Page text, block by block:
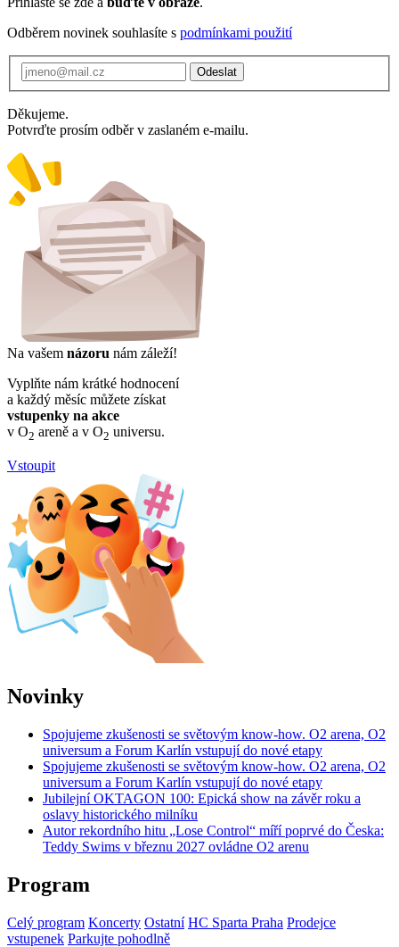
Odběrem novinek souhlasíte s podmínkami použití
Odeslat
Děkujeme.
Potvrďte prosím odběr v zaslaném e-mailu.
Na vašem názoru nám záleží!
Vyplňte nám krátké hodnocení
a každý měsíc můžete získat
vstupenky na akce
v O2 areně a v O2 universu.
Vstoupit
Novinky
Spojujeme zkušenosti se světovým know-how. O2 arena, O2
universum a Forum Karlín vstupují do nové etapy
Spojujeme zkušenosti se světovým know-how. O2 arena, O2
universum a Forum Karlín vstupují do nové etapy
Jubilejní OKTAGON 100: Epická show na závěr roku a
oslavy historického milníku
Autor rekordního hitu „Lose Control“ míří poprvé do Česka:
Teddy Swims v březnu 2027 ovládne O2 arenu
Program
Celý program Koncerty Ostatní HC Sparta Praha Prodejce
vstupenek Parkujte pohodlně